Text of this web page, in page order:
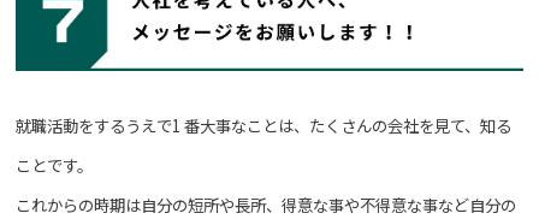
就職活動をするうえで1 番大事なことは、たくさんの会社を見て、知る
ことです。
これからの時期は自分の短所や長所、得意な事や不得意な事など自分の